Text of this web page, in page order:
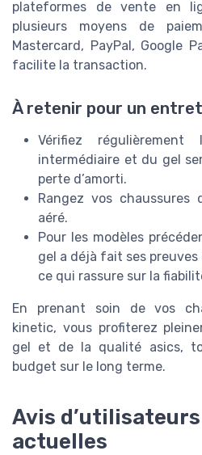
plateformes de vente en
plusieurs moyens de
Mastercard, PayPal, Google
facilite la transaction.
À retenir pour un
Vérifiez
intermédiaire et du gel
perte d’amorti.
Rangez vos
aéré.
Pour les modèles
gel a déjà fait ses
ce qui rassure sur la
En prenant soin de vos
kinetic, vous profiterez
gel et de la qualité asics,
budget sur le long terme.
Avis
actuelles